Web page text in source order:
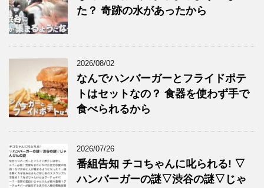
た？ 奇跡の水があったから
2026/08/02
なんでハンバーガーとフライドポテ
トはセットなの？ 食器を使わず手で
食べられるから
2026/07/26
番組告知 チコちゃんに叱られる! ▽
ハンバーガーの謎▽渋谷の謎▽じゃ